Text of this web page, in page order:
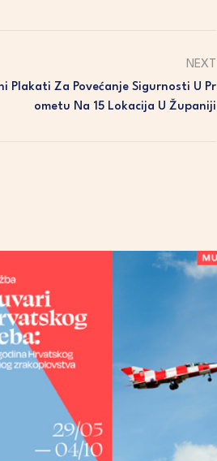
NEXT
Plakati Za Povećanje Sigurnosti U Pr
Ometu Na 15 Lokacija U Županiji